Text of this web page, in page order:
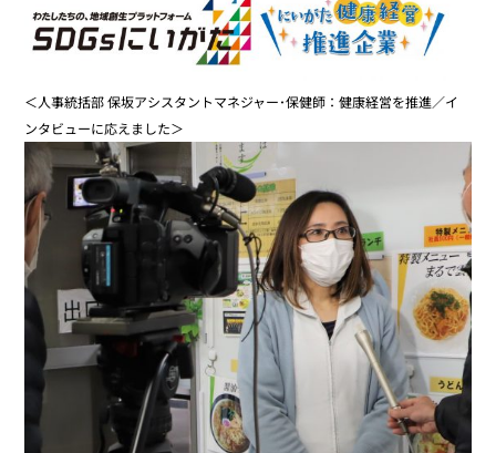
＜人事統括部 保坂アシスタントマネジャー･保健師：健康経営を推進／イ
ンタビューに応えました＞